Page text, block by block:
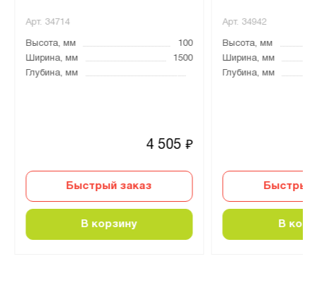
Арт. 34714
Высота, мм
100
Ширина, мм
1500
Глубина, мм
4 505₽
Быстрый заказ
В корзину
Арт. 34942
Высота, мм
Ширина, мм
Глубина, мм
Быстрый
В